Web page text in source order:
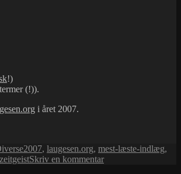
!)
(!)).
i året 2007.
Tags
2007, laugesen.org, mest-læste-indlæg,
zeitgeistSkriv en kommentartil